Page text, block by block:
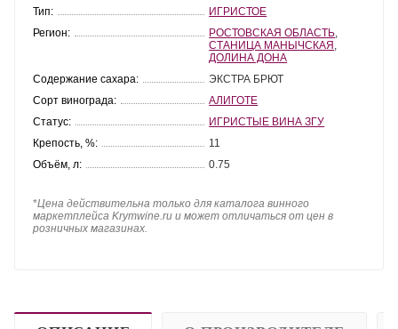
Тип:
ИГРИСТОЕ
Регион:
РОСТОВСКАЯ ОБЛАСТЬ
СТАНИЦА МАНЫЧСКАЯ
ДОЛИНА ДОНА
Содержание сахара:
ЭКСТРА БРЮТ
Сорт винограда:
АЛИГОТЕ
Статус:
ИГРИСТЫЕ ВИНА ЗГУ
Крепость, %:
11
Объём, л:
0.75
*Цена действительна только для каталога винного
маркетплейса Krymwine.ru и может отличаться от цен в
розничных магазинах.